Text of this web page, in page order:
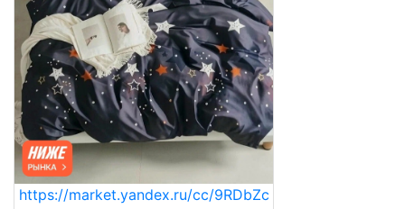
https://market.yandex.ru/cc/9RDbZc